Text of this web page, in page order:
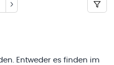
Entweder es finden im